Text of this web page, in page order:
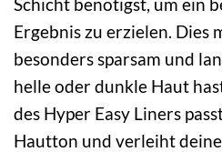
Ergebnis zu erzielen. Dies
besonders sparsam und
helle oder dunkle Haut
des Hyper Easy Liners
Hautton und verleiht